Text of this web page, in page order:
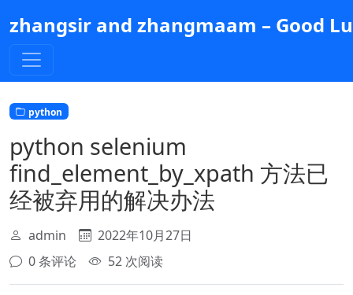
到
主
内
容
zhangsir and zhangmaam – Good
python
python selenium
find_element_by_xpath 方法已
经被弃用的解决办法
admin
2022年10月27日
0 条评论
52 次阅读